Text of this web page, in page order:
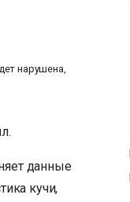
нарушена,
данные
кучи,